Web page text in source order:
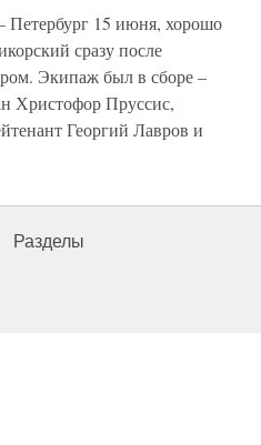
Петербург 15 июня, хорошо
сразу после
Экипаж был в сборе –
Христофор Пруссис,
Георгий Лавров и
Разделы